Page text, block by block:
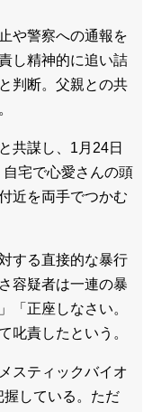
や警察への通報を
し精神的に追い詰
判断。父親との共
共謀し、1月24日
宅で心愛さんの頭
近を両手でつかむ
する直接的な暴行
容疑者は一連の暴
「正座しなさい。
叱責したという。
スティックバイオ
している。ただ